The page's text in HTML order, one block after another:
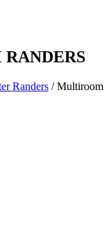
Randers / Multiroom